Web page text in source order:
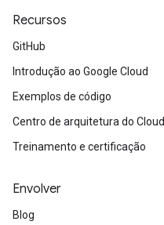
Recursos
GitHub
Introdução ao Google Cloud
Exemplos de código
Centro de arquitetura do Cloud
Treinamento e certificação
Envolver
Blog